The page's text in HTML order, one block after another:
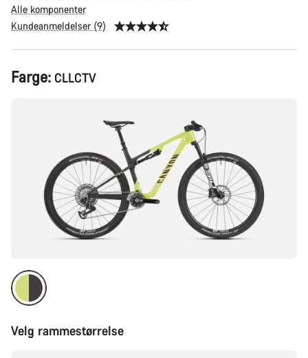
Alle komponenter
Kundeanmeldelser (9)
Produktkonfigurasjon
Farge: CLLCTV
Velg rammestørrelse